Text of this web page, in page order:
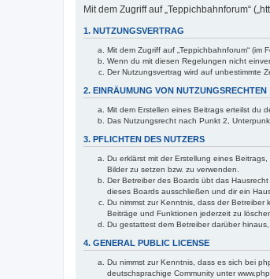
Mit dem Zugriff auf „Teppichbahnforum“
1. NUTZUNGSVERTRAG
Mit dem Zugriff auf „Teppichbahnforum“
Wenn du mit diesen Regelungen nicht
Der Nutzungsvertrag wird auf unbestimmte
2. EINRÄUMUNG VON NUTZUNGSRECHTEN
Mit dem Erstellen eines Beitrags erteilst du
Das Nutzungsrecht nach Punkt 2,
3. PFLICHTEN DES NUTZERS
Du erklärst mit der Erstellung eines
Bilder zu setzen bzw. zu verwenden.
Der Betreiber des Boards übt das
dieses Boards ausschließen und dir ein
Du nimmst zur Kenntnis, dass der
Beiträge und Funktionen jederzeit zu
Du gestattest dem Betreiber darüber
4. GENERAL PUBLIC LICENSE
Du nimmst zur Kenntnis, dass es sich bei
deutschsprachige Community unter